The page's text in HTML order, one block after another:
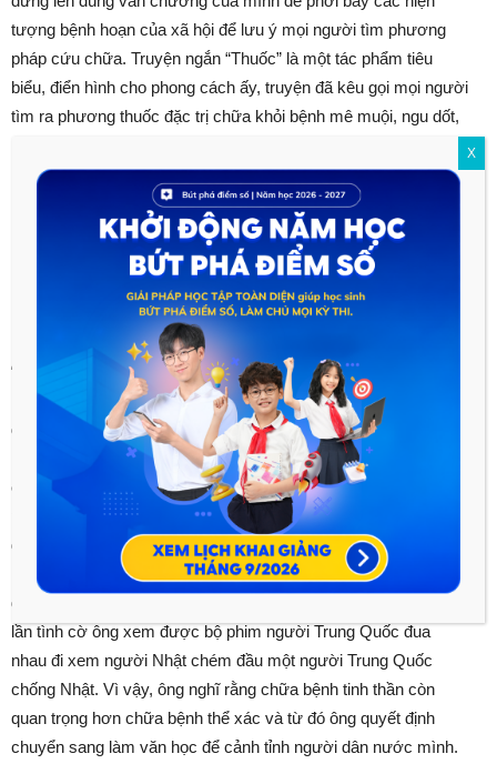
tượng bệnh hoạn của xã hội để lưu ý mọi người tìm phương
pháp cứu chữa. Truyện ngắn “Thuốc” là một tác phẩm tiêu
biểu, điển hình cho phong cách ấy, truyện đã kêu gọi mọi người
tìm ra phương thuốc đặc trị chữa khỏi bệnh mê muội, ngu dốt,
người cách mạng.
Mẫu mở bài bài Thuốc hay số 8
(Mở bài nâng cao dành cho HSG)
Nhà văn, nhà chính trị gia Quách Mạc Nhược đã từng nói rằng:
“
Trước Lỗ Tấn, chưa hề có Lỗ Tấn, sau Lỗ Tấn, có vô vàn Lỗ
Tấn”. Quả thật tài năng của văn hào Lỗ Tấn thật đáng để người
đời sau phải học tập và noi theo. Lỗ Tấn (1881-1936), ông là
một người vừa có tài vừa có đức. Trong cuộc sống ông đã
chứng kiến rất nhiều người mắc bệnh mà không qua khỏi, một
phần do nghèo không có tiền mua thuốc, một phần do sự ngu
dốt, lạc hậu tin vào những điều mê tín, nên ông quyết định học
ngành y, học về thuốc để chữa trị cho những người không may
đó. Thế nhưng khi đang trên con đường lương y thì trong một
lần tình cờ ông xem được bộ phim người Trung Quốc đua
nhau đi xem người Nhật chém đầu một người Trung Quốc
chống Nhật. Vì vậy, ông nghĩ rằng chữa bệnh tinh thần còn
quan trọng hơn chữa bệnh thể xác và từ đó ông quyết định
chuyển sang làm văn học để cảnh tỉnh người dân nước mình.
X